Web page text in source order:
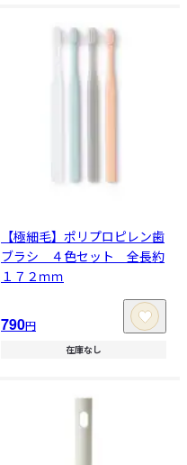
【極細毛】ポリプロピレン歯
ブラシ ４色セット 全長約
１７２ｍｍ
790円
在庫なし